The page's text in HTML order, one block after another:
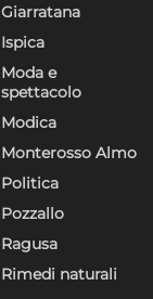
Giarratana
Ispica
Moda e
spettacolo
Modica
Monterosso Almo
Politica
Pozzallo
Ragusa
Rimedi naturali